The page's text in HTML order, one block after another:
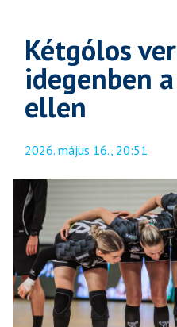
Kétgólos
idegenben
ellen
2026. május 16., 20:51